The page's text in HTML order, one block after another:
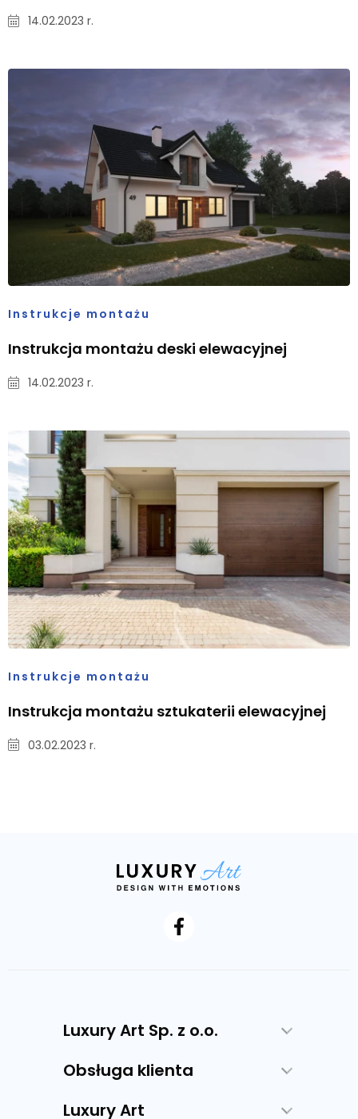
14.02.2023 r.
Instrukcje montażu
Instrukcja montażu deski elewacyjnej
14.02.2023 r.
Instrukcje montażu
Instrukcja montażu sztukaterii elewacyjnej
03.02.2023 r.
Luxury Art Sp. z o.o.
Obsługa klienta
Luxury Art